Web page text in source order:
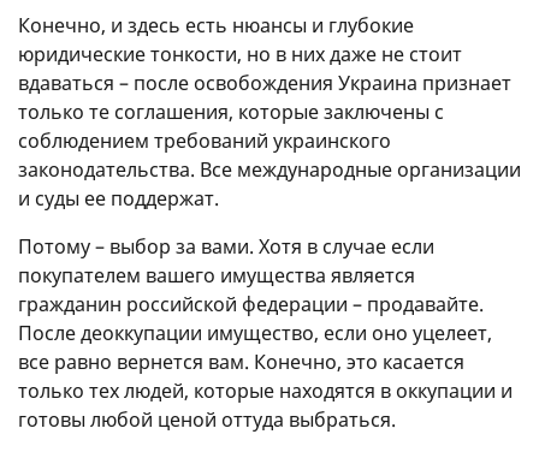
Конечно, и здесь есть нюансы и глубокие
юридические тонкости, но в них даже не стоит
вдаваться – после освобождения Украина признает
только те соглашения, которые заключены с
соблюдением требований украинского
законодательства. Все международные организации
и суды ее поддержат.
Потому – выбор за вами. Хотя в случае если
покупателем вашего имущества является
гражданин российской федерации – продавайте.
После деоккупации имущество, если оно уцелеет,
все равно вернется вам. Конечно, это касается
только тех людей, которые находятся в оккупации и
готовы любой ценой оттуда выбраться.